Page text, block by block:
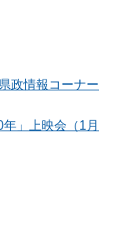
政情報コーナー
」上映会（1月